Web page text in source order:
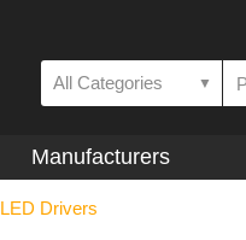
All Categories ▼
Manufacturers
LED Drivers